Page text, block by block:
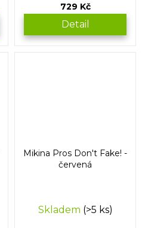
729 Kč
Detail
Mikina Pros Don't Fake! -
červená
Skladem (>5 ks)